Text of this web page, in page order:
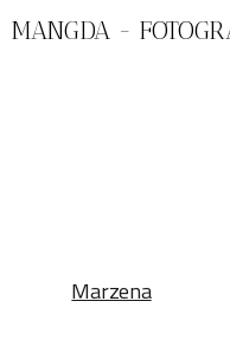
MANGDA -
Marzena